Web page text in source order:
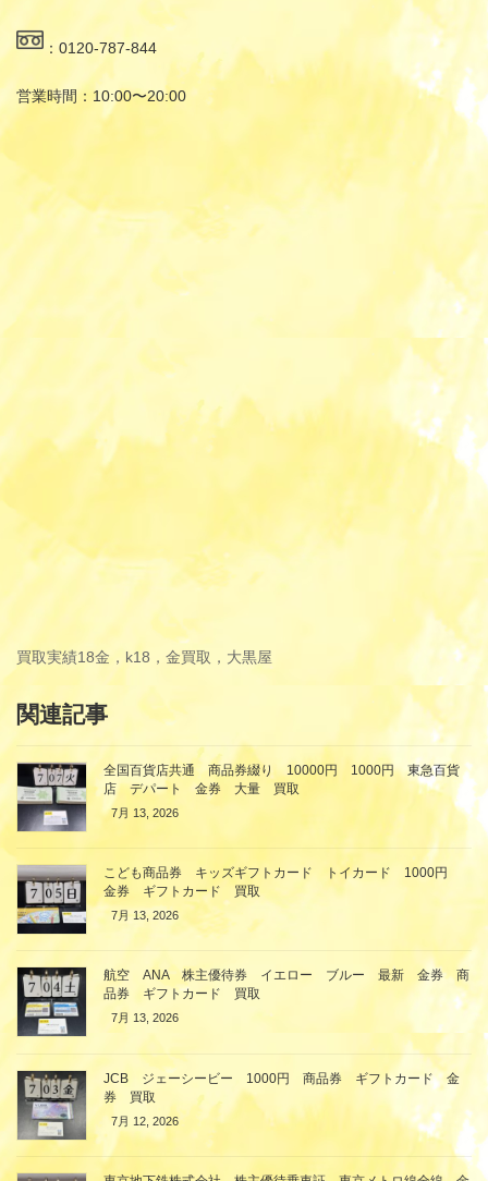
：0120-787-844
営業時間：10:00〜20:00
買取実績18金，k18，金買取，大黒屋
関連記事
全国百貨店共通 商品券綴り 10000円 1000円 東急百貨
店 デパート 金券 大量 買取
7月 13, 2026
こども商品券 キッズギフトカード トイカード 1000円
金券 ギフトカード 買取
7月 13, 2026
航空 ANA 株主優待券 イエロー ブルー 最新 金券 商
品券 ギフトカード 買取
7月 13, 2026
JCB ジェーシービー 1000円 商品券 ギフトカード 金
券 買取
7月 12, 2026